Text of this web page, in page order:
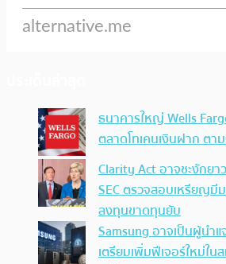
ธนาคารใหญ่ Wells
ตลาดโทเคนเงินฝาก ตา
Clarity Act อาจชะงักย
SEC ตรวจสอบเหรียญมี
ลงทุนขาดทุนยับ
Samsung อาจเป็นผู้นำ
เตรียมเพิ่มฟีเจอร์ใหม่ใ